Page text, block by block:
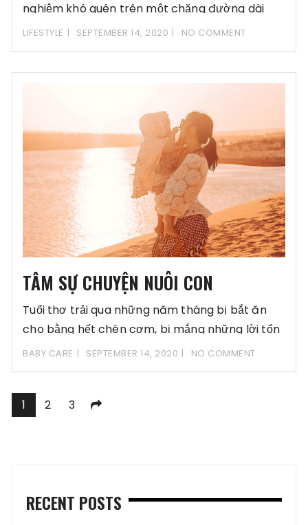
nghiệm khó quên trên một chặng đường dài
thật
LIFESTYLE SEPTEMBER 14, 2020 NO COMMENT
TÂM SỰ CHUYỆN NUÔI CON
Tuổi thơ trải qua những năm tháng bị bắt ăn
cho bằng hết chén cơm, bị mắng những lời tổn
BABY CARE SEPTEMBER 14, 2020 NO COMMENT
Posts
1 2 3
RECENT POSTS